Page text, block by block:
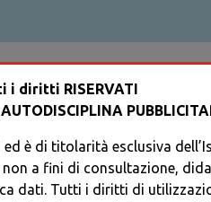
PROFILO
i diritti RISERVATI
è di titolarità esclusiva
a fini di consultazione,
dati. Tutti i diritti di